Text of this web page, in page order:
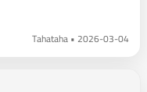
2026-03-04 • Tahataha